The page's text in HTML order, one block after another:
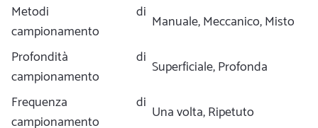
Metodi di
campionamento
Manuale, Meccanico, Misto
Profondità di
campionamento
Superficiale, Profonda
Frequenza di
campionamento
Una volta, Ripetuto